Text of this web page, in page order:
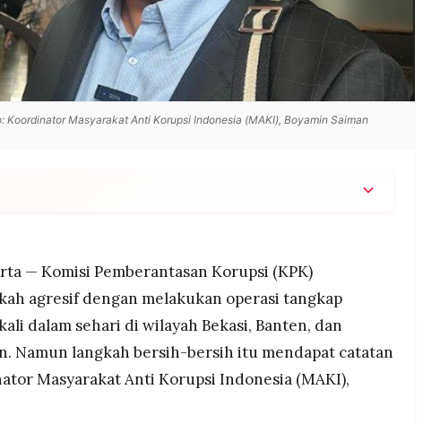
Koordinator Masyarakat Anti Korupsi Indonesia (MAKI), Boyamin Saiman
kegagalan KPK menangani kasus Gubernur Kalsel (Paman
Boyamin tetap mengapresiasi OTT tiga kali sehari dan
untuk bersih-bersih serta menuntaskan kasus-kasus besar
— Komisi Pemberantasan Korupsi (KPK)
agresif dengan melakukan operasi tangkap
dalam sehari di wilayah Bekasi, Banten, dan
Namun langkah bersih-bersih itu mendapat catatan
Masyarakat Anti Korupsi Indonesia (MAKI),